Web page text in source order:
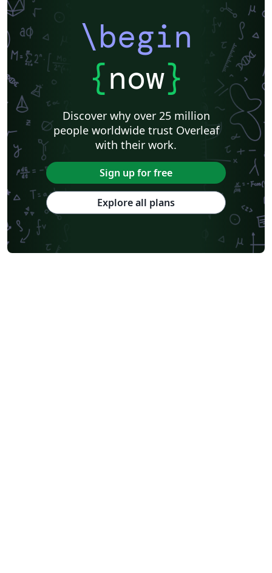
\begin
{now}
Discover why over 25 million
people worldwide trust Overleaf
with their work.
Sign up for free
Explore all plans